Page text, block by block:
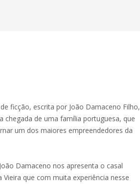
de ficção, escrita por João Damaceno Filho,
chegada de uma família portuguesa, que
um dos maiores empreendedores da
Damaceno nos apresenta o casal
que com muita experiência nesse